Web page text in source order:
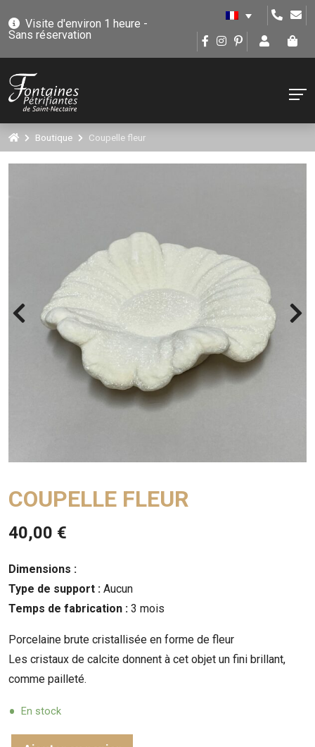
Visite d'environ 1 heure -
Sans réservation
Boutique Coupelle fleur
COUPELLE FLEUR
40,00 €
Dimensions :
Type de support : Aucun
Temps de fabrication : 3 mois
Porcelaine brute cristallisée en forme de fleur
Les cristaux de calcite donnent à cet objet un fini brillant,
comme pailleté.
En stock